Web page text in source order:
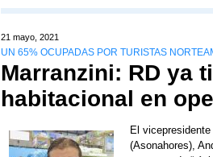
21 mayo, 2021
UN 65% OCUPADAS POR TURISTAS
Marranzini: RD ya
habitacional en
El
(Asonahores),